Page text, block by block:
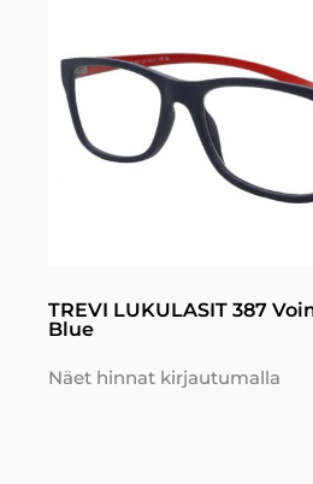
TREVI LUKULASIT 387
Blue
Näet hinnat kirjautumalla